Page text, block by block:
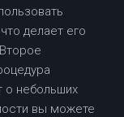
делает его
о небольших
вы можете